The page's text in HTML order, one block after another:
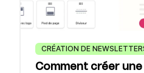
CRÉATION DE
Comment créer